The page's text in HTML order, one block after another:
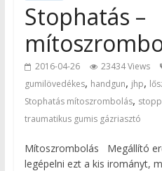
Stophatás –
2016-04-26 23434 Views
gumilövedékes, handgun, jhp,
Stophatás mítoszrombolás,
traumatikus gumis gázriasztó
Mítoszrombolás Megállító
legépelni ezt a kis irományt,